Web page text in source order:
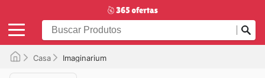
Casa Imaginarium